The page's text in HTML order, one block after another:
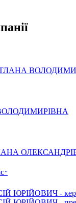
ЮРІЙОВИЧ -